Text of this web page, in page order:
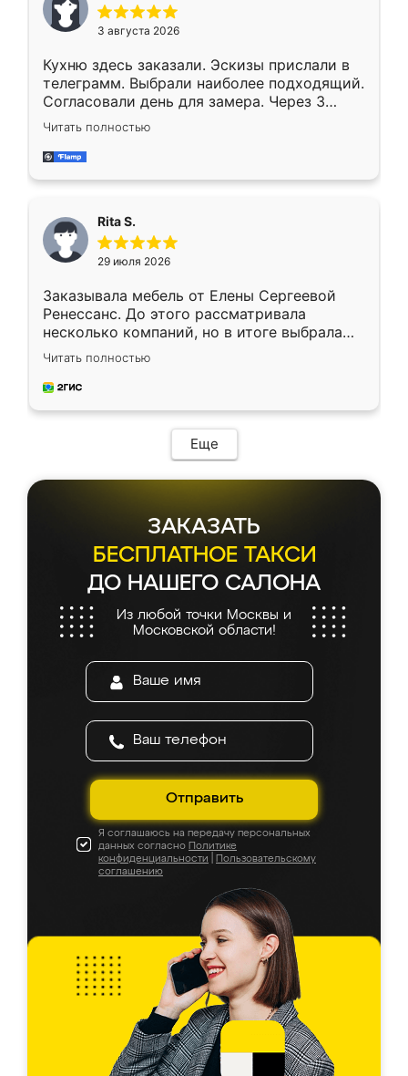
3 августа 2026
Кухню здесь заказали. Эскизы прислали в
телеграмм. Выбрали наиболее подходящий.
Согласовали день для замера. Через 3
недели кухня была уже готова. Остались
довольны работой. Спасибо Ренессанс
мебель за качественную работу!
Читать полностью
Rita S.
29 июля 2026
Заказывала мебель от Елены Сергеевой
Ренессанс. До этого рассматривала
несколько компаний, но в итоге выбрала
эту. Сначала обговорили условия, потом
приехал замерщик, всё спокойно объяснил
и снял размеры. Изготовили в срок, с
мебель сразу встала на свое место без
каких-либо доработок. Качеством осталась
довольна, все выглядит так, как и ожидала.
Читать полностью
Еще
ЗАКАЗАТЬ
БЕСПЛАТНОЕ ТАКСИ
ДО НАШЕГО САЛОНА
Из любой точки Москвы и
Московской области!
Отправить
Я соглашаюсь на передачу персональных
данных согласно Политике
конфиденциальности
Пользовательскому
соглашению